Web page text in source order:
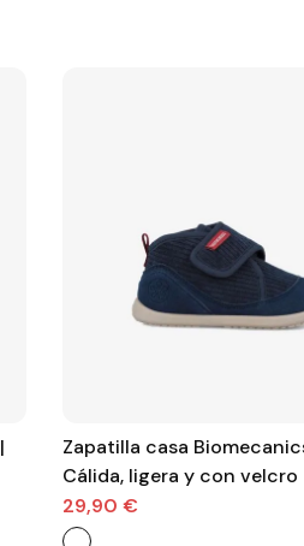
Zapatilla casa Biomecanics azul
Cálida, ligera y con velcro
29,90 €